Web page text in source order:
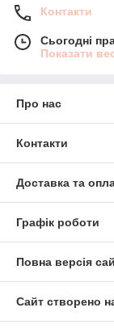
Контакти
Сьогодні
Показати
Про нас
Контакти
Доставка та
Графік роботи
Повна версія
Сайт створено